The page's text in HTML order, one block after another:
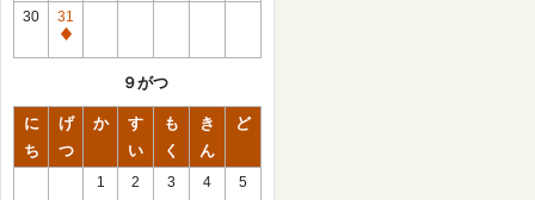
館
日
30
31
休
９がつ
に
ち
げ
つ
か
す
い
も
く
き
ん
ど
1 2 3 4 5